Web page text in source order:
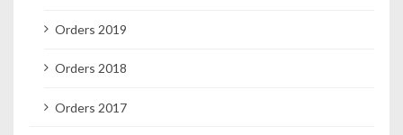
Orders 2019
Orders 2018
Orders 2017